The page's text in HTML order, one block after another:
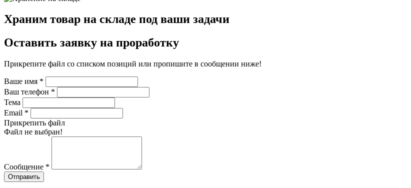
Храним товар на складе под ваши задачи
Оставить заявку на проработку
Прикрепите файл со списком позиций или пропишите в сообщении ниже!
Ваше имя *
Ваш телефон *
Тема
Email *
Прикрепить файл
Файл не выбран!
Сообщение *
Отправить